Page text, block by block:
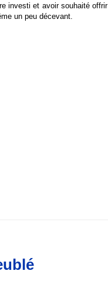
investi et avoir souhaité offrir
un peu décevant.